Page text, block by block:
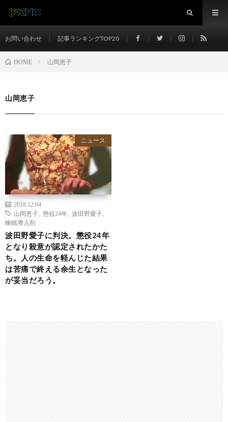
お問い合わせ 記事ランキングTOP20
HOME 山岡恵子
山岡恵子
ニュース
2018.12.04
山岡恵子
懲役24年 波田野愛子
睡眠導入剤
波田野愛子に判決。懲役24年
となり殺意が認定されたかた
ち。人の生命を軽んじた結果
は苦痛で終える余生となった
が妥当だろう。